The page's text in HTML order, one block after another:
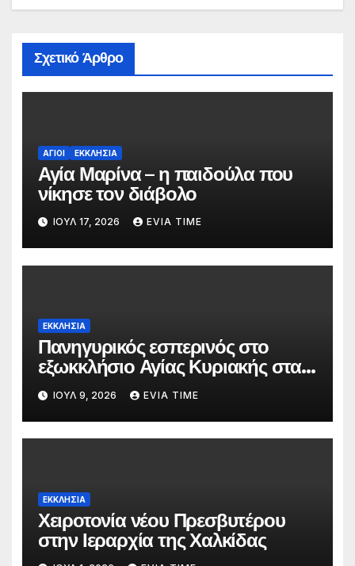
Σχετικό Άρθρο
ΑΓΙΟΙ ΕΚΚΛΗΣΙΑ
Αγία Μαρίνα – η παιδούλα που
νίκησε τον διάβολο
ΙΟΎΛ 17, 2026 EVIA TIME
ΕΚΚΛΗΣΙΑ
Πανηγυρικός εσπερινός στο
εξωκκλήσιο Αγίας Κυριακής στα
Κάμπια Διρφύων
ΙΟΎΛ 9, 2026 EVIA TIME
ΕΚΚΛΗΣΙΑ
Χειροτονία νέου Πρεσβυτέρου
στην Ιεραρχία της Χαλκίδας